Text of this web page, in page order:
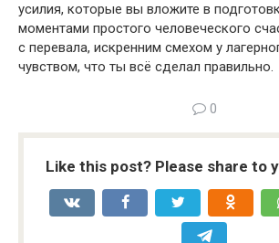
усилия, которые вы вложите в
моментами простого человеческого
с перевала, искренним смехом у
чувством, что ты всё сделал правильно.
0
Like this post? Please share to